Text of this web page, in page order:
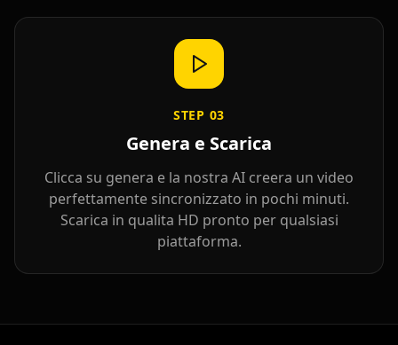
Podcaster 05 Podcaster 06 Podcaster 07
Podcaster 09
YouTuber 02
YouTuber 07 YouTuber 08 YouTuber 09
Reporter 01
STEP 03
Genera e Scarica
Clicca su genera e la nostra AI creera un video
perfettamente sincronizzato in pochi minuti.
Scarica in qualita HD pronto per qualsiasi
piattaforma.